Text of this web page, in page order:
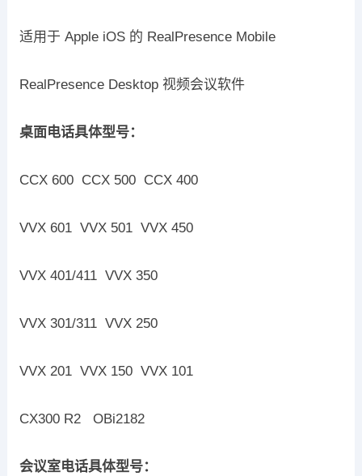
适用于 Apple iOS 的 RealPresence Mobile
RealPresence Desktop 视频会议软件
桌面电话具体型号：
CCX 600 CCX 500 CCX 400
VVX 601 VVX 501 VVX 450
VVX 401/411 VVX 350
VVX 301/311 VVX 250
VVX 201 VVX 150 VVX 101
CX300 R2 OBi2182
会议室电话具体型号：